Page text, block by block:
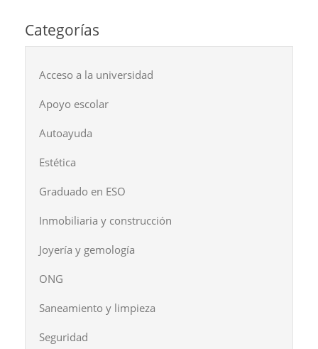
Categorías
Acceso a la universidad
Apoyo escolar
Autoayuda
Estética
Graduado en ESO
Inmobiliaria y construcción
Joyería y gemología
ONG
Saneamiento y limpieza
Seguridad